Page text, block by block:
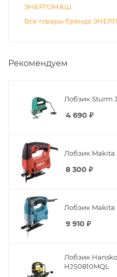
ЭНЕРГОМАШ
Все товары бренда
Рекомендуем
Лобзик Sturm
4 690 ₽
Лобзик Makita
8 300 ₽
Лобзик Makita
9 910 ₽
Лобзик
HJS0810MQL